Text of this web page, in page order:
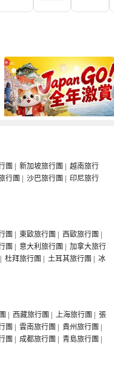
團 | 新加坡旅行團 | 越南旅行
行團 | 沙巴旅行團 | 印尼旅行
團 | 東歐旅行團 | 西歐旅行團 |
團 | 意大利旅行團 | 加拿大旅行
| 杜拜旅行團 | 土耳其旅行團 | 冰
| 西藏旅行團 | 上海旅行團 | 張
團 | 雲南旅行團 | 貴州旅行團 |
團 | 成都旅行團 | 青島旅行團 |